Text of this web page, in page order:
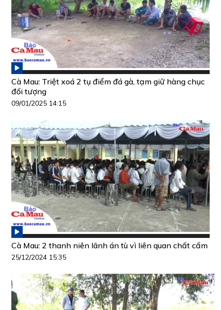
Cà Mau: Triệt xoá 2 tụ điểm đá gà, tạm giữ hàng chục
đối tượng
09/01/2025 14:15
Cà Mau: 2 thanh niên lãnh án tù vì liên quan chất cấm
25/12/2024 15:35